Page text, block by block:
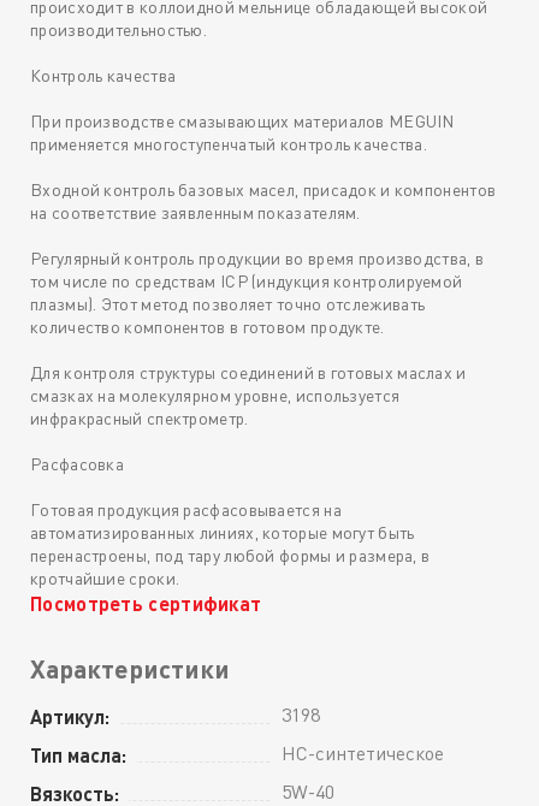
происходит в коллоидной мельнице обладающей высокой
производительностью.
Контроль качества
При производстве смазывающих материалов MEGUIN
применяется многоступенчатый контроль качества.
Входной контроль базовых масел, присадок и компонентов
на соответствие заявленным показателям.
Регулярный контроль продукции во время производства, в
том числе по средствам ICP (индукция контролируемой
плазмы). Этот метод позволяет точно отслеживать
количество компонентов в готовом продукте.
Для контроля структуры соединений в готовых маслах и
смазках на молекулярном уровне, используется
инфракрасный спектрометр.
Расфасовка
Готовая продукция расфасовывается на
автоматизированных линиях, которые могут быть
перенастроены, под тару любой формы и размера, в
кротчайшие сроки.
Посмотреть сертификат
Характеристики
Артикул: 3198
Тип масла: HC-синтетическое
Вязкость: 5W-40